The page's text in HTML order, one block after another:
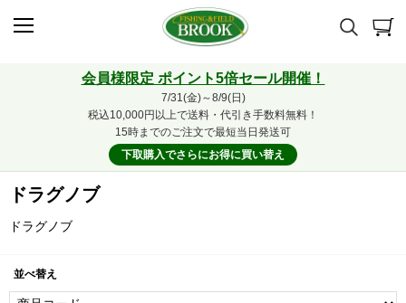
会員様限定 ポイント5倍セール開催！
7/31(金)～8/9(日)
税込10,000円以上で送料・代引き手数料無料！
15時までのご注文で最短当日発送可
下取購入でさらにお得に買い替え
ドラグノブ
ドラグノブ
並べ替え